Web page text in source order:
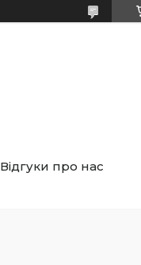
Відгуки про нас